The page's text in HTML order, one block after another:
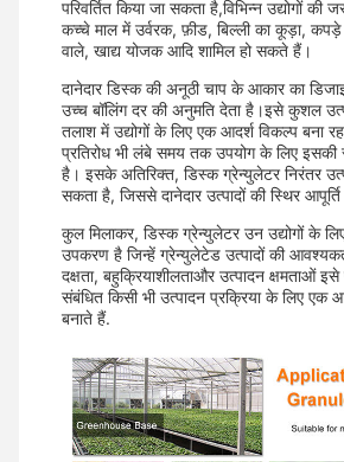
परिवर्तित किया जा सकता है,विभिन्न उद्योगों की
कच्चे माल में उर्वरक, फ़ीड, बिल्ली का कूड़ा,
वाले, खाद्य योजक आदि शामिल हो सकते हैं।
दानेदार डिस्क की अनूठी चाप के आकार का
उच्च बॉलिंग दर की अनुमति देता है।इसे कुशल
तलाश में उद्योगों के लिए एक आदर्श विकल्प बना
प्रतिरोध भी लंबे समय तक उपयोग के लिए इसकी
है। इसके अतिरिक्त, डिस्क ग्रेन्युलेटर निरंतर
सकता है, जिससे दानेदार उत्पादों की स्थिर
कुल मिलाकर, डिस्क ग्रेन्युलेटर उन उद्योगों के
उपकरण है जिन्हें ग्रेन्युलेटेड उत्पादों की
दक्षता, बहुक्रियाशीलताऔर उत्पादन क्षमताओं
संबंधित किसी भी उत्पादन प्रक्रिया के लिए
बनाते हैं.